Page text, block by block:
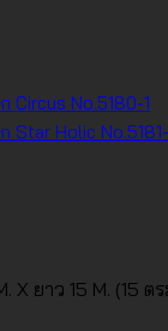
X ยาว 15 M. (15 ต